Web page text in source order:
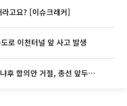
고요? [이슈크래커]
로 이천터널 앞 사고 발생
의안 거절, 총선 앞두고 시간 끌기”